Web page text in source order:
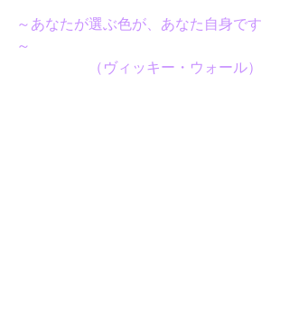
～あなたが選ぶ色が、あなた自身です
～
（ヴィッキー・ウォール）